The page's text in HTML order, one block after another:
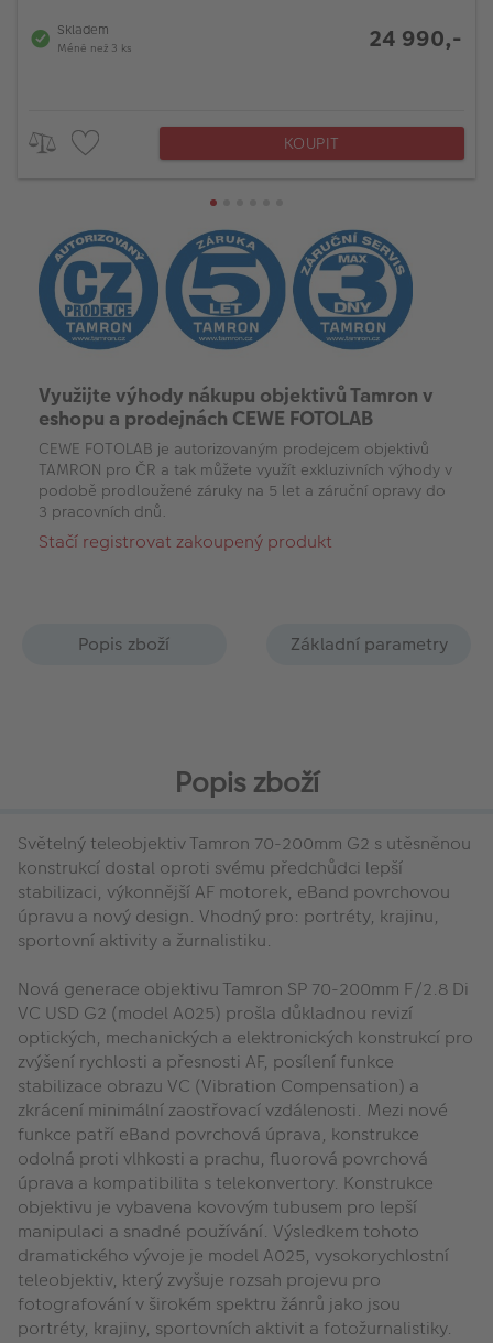
Skladem
Méně než 3 ks 24 990,-
KOUPIT
Využijte výhody nákupu objektivů Tamron v
eshopu a prodejnách CEWE FOTOLAB
CEWE FOTOLAB je autorizovaným prodejcem objektivů
TAMRON pro ČR a tak můžete využít exkluzivních výhody v
podobě prodloužené záruky na 5 let a záruční opravy do
3 pracovních dnů.
Stačí registrovat zakoupený produkt
Popis zboží Základní parametry
Popis zboží
Světelný teleobjektiv Tamron 70-200mm G2 s utěsněnou
konstrukcí dostal oproti svému předchůdci lepší
stabilizaci, výkonnější AF motorek, eBand povrchovou
úpravu a nový design. Vhodný pro: portréty, krajinu,
sportovní aktivity a žurnalistiku.
Nová generace objektivu Tamron SP 70-200mm F/2.8 Di
VC USD G2 (model A025) prošla důkladnou revizí
optických, mechanických a elektronických konstrukcí pro
zvýšení rychlosti a přesnosti AF, posílení funkce
stabilizace obrazu VC (Vibration Compensation) a
zkrácení minimální zaostřovací vzdálenosti. Mezi nové
funkce patří eBand povrchová úprava, konstrukce
odolná proti vlhkosti a prachu, fluorová povrchová
úprava a kompatibilita s telekonvertory. Konstrukce
objektivu je vybavena kovovým tubusem pro lepší
manipulaci a snadné používání. Výsledkem tohoto
dramatického vývoje je model A025, vysokorychlostní
teleobjektiv, který zvyšuje rozsah projevu pro
fotografování v širokém spektru žánrů jako jsou
portréty, krajiny, sportovních aktivit a fotožurnalistiky.